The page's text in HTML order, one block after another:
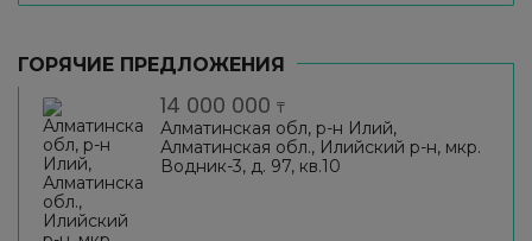
ГОРЯЧИЕ ПРЕДЛОЖЕНИЯ
14 000 000 ₸
Алматинская обл, р-н Илий,
Алматинская обл., Илийский р-н, мкр.
Водник-3, д. 97, кв.10